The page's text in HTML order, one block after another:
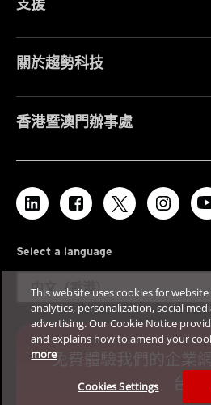
支援
關於趨勢科技
香港暨澳門辦事處
Select a language
中文（香港）
免費體驗我們的企業
This website uses cookies for
analytics, personalization, social
advertising. Our Cookie Notice
and explains how to amend your
more
Cookies Settings